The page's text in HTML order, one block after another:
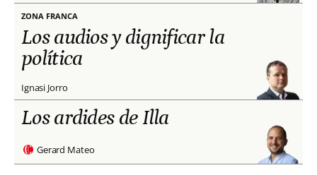
ZONA FRANCA
Los audios y dignificar la
política
Ignasi Jorro
Los ardides de Illa
Gerard Mateo